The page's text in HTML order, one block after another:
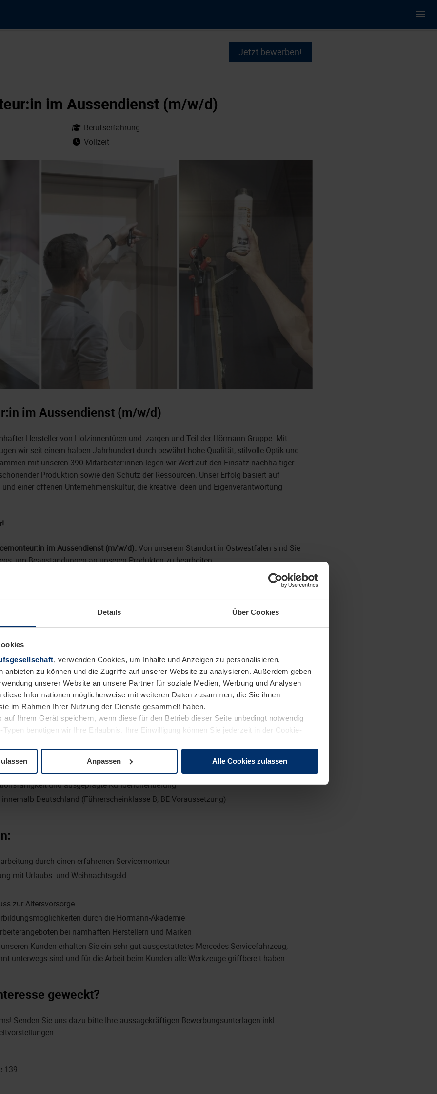
Details Über Cookies
, verwenden Cookies, um Inhalte und Anzeigen zu personalisieren,
anbieten zu können und die Zugriffe auf unserer Website zu analysieren. Außerdem geben
unserer Website an unsere Partner für soziale Medien, Werbung und Analysen
Informationen möglicherweise mit weiteren Daten zusammen, die Sie ihnen
im Rahmen Ihrer Nutzung der Dienste gesammelt haben.
auf Ihrem Gerät speichern, wenn diese für den Betrieb dieser Seite unbedingt notwendig
benötigen wir Ihre Erlaubnis. Ihre Einwilligung können Sie jederzeit in der Cookie-
unserer Website ändern oder widerrufen.
Anpassen Alle Cookies zulassen
Jetzt bewerben!
im Aussendienst (m/w/d)
Berufserfahrung
Vollzeit
im Aussendienst (m/w/d)
Hersteller von Holzinnentüren und -zargen und Teil der Hörmann Gruppe. Mit
wir seit einem halben Jahrhundert durch bewährt hohe Qualität, stilvolle Optik und
mit unseren 390 Mitarbeiter:innen legen wir Wert auf den Einsatz nachhaltiger
Produktion sowie den Schutz der Ressourcen. Unser Erfolg basiert auf
einer offenen Unternehmenskultur, die kreative Ideen und Eigenverantwortung
im Aussendienst (m/w/d). Von unserem Standort in Ostwestfalen sind Sie
um Beanstandungen an unseren Produkten zu bearbeiten.
von Hörmann /HUGA
Montage-Schulungen
mit:
oder Holzmechaniker:in
Verständnis und idealerweise Erfahrung in der Montage von Bauelementen
Auftreten sowie ein hohes Maß an Flexibilität
und ausgeprägte Kundenorientierung
Deutschland (Führerscheinklasse B, BE Voraussetzung)
durch einen erfahrenen Servicemonteur
mit Urlaubs- und Weihnachtsgeld
zur Altersvorsorge
durch die Hörmann-Akademie
bei namhaften Herstellern und Marken
Kunden erhalten Sie ein sehr gut ausgestattetes Mercedes-Servicefahrzeug,
unterwegs sind und für die Arbeit beim Kunden alle Werkzeuge griffbereit haben
geweckt?
Senden Sie uns dazu bitte Ihre aussagekräftigen Bewerbungsunterlagen inkl.
139